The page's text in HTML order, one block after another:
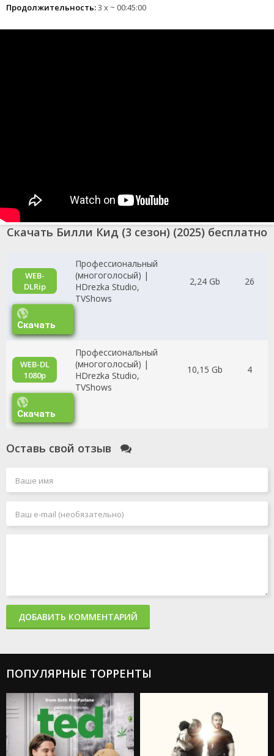
Продолжительность:3 x ~ 00:45:00
Скачать Билли Кид (3 сезон) (2025) бесплатно
WEB-
DLRip
Профессиональный
(многоголосый) |
HDrezka Studio,
TVShows
2,24 Gb 26
Скачать
WEB-DL
1080p
Профессиональный
(многоголосый) |
HDrezka Studio,
TVShows
10,15 Gb 4
Скачать
Оставь свой отзыв
ДОБАВИТЬ КОММЕНТАРИЙ
ПОПУЛЯРНЫЕ ТОРРЕНТЫ